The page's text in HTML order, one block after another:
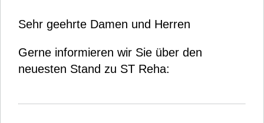
Sehr geehrte Damen und Herren
Gerne informieren wir Sie über den
neuesten Stand zu ST Reha: